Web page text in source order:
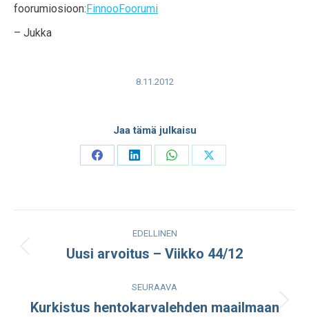
foorumiosioon:FinnooFoorumi
– Jukka
8.11.2012
Jaa tämä julkaisu
Share
Share
Share
Share
navigation
EDELLINEN
Edellinen
Uusi arvoitus – Viikko 44/12
SEURAAVA
Seuraava
Kurkistus hentokarvalehden maailmaan